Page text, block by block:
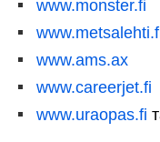
www.monster.fi
www.ams.ax
www.careerjet.fi
www.uraopas.fi